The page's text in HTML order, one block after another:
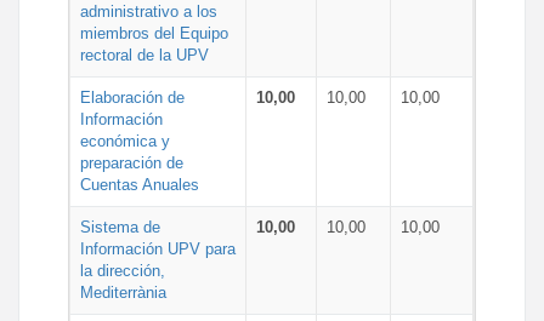
administrativo a los
miembros del Equipo
rectoral de la UPV
Elaboración de
Información
económica y
preparación de
Cuentas Anuales
10,00 10,00 10,00
Sistema de
Información UPV para
la dirección,
Mediterrània
10,00 10,00 10,00